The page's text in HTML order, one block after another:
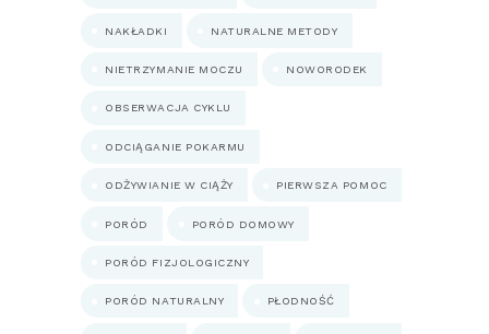
NAKŁADKI NATURALNE METODY
NIETRZYMANIE MOCZU NOWORODEK
OBSERWACJA CYKLU
ODCIĄGANIE POKARMU
ODŻYWIANIE W CIĄŻY PIERWSZA POMOC
PORÓD PORÓD DOMOWY
PORÓD FIZJOLOGICZNY
PORÓD NATURALNY PŁODNOŚĆ